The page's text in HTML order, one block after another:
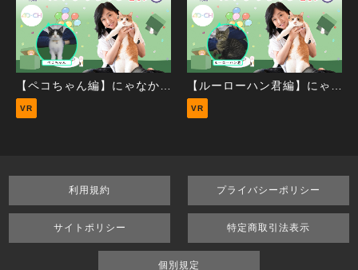
【ペコちゃん編】にゃなかタウンVR①
VR
【ルーローハン君編】にゃなかタウンVR①
VR
利用規約 プライバシーポリシー
サイトポリシー 特定商取引法表示
個別規定